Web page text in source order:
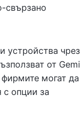
свързано
устройства чрез
от
могат да
с опции за